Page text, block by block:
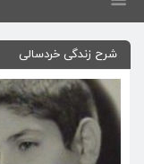
شرح زندگی خردسالی